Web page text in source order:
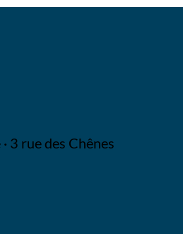
3 rue des Chênes